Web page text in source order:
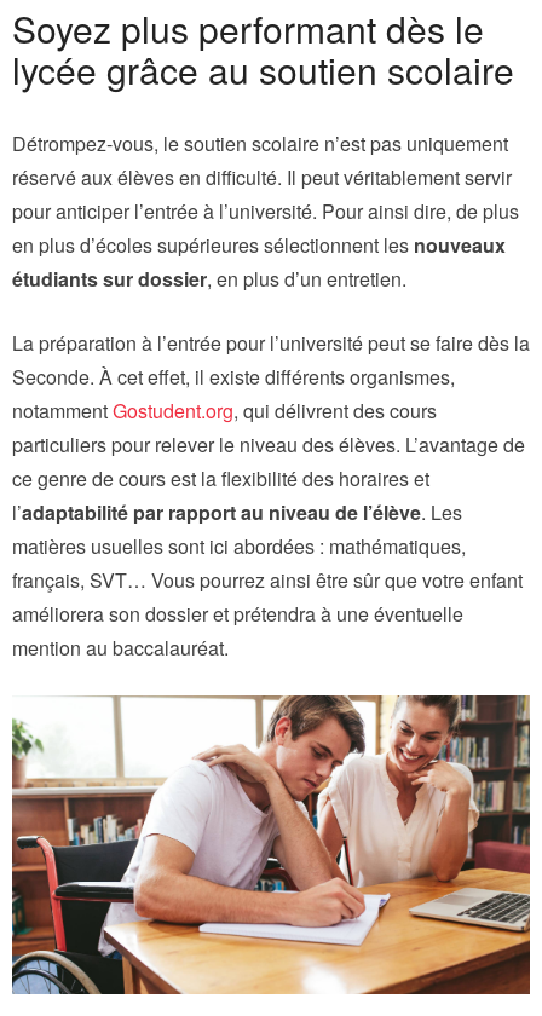
Soyez plus performant dès le
lycée grâce au soutien scolaire
Détrompez-vous, le soutien scolaire n’est pas uniquement
réservé aux élèves en difficulté. Il peut véritablement servir
pour anticiper l’entrée à l’université. Pour ainsi dire, de plus
en plus d’écoles supérieures sélectionnent les nouveaux
étudiants sur dossier, en plus d’un entretien.
La préparation à l’entrée pour l’université peut se faire dès la
Seconde. À cet effet, il existe différents organismes,
notammentGostudent.org, qui délivrent des cours
particuliers pour relever le niveau des élèves. L’avantage de
ce genre de cours est la flexibilité des horaires et
l’adaptabilité par rapport au niveau de l’élève. Les
matières usuelles sont ici abordées : mathématiques,
français, SVT… Vous pourrez ainsi être sûr que votre enfant
améliorera son dossier et prétendra à une éventuelle
mention au baccalauréat.